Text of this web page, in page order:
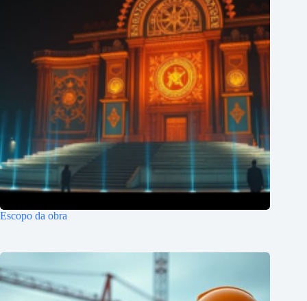
Escopo da obra